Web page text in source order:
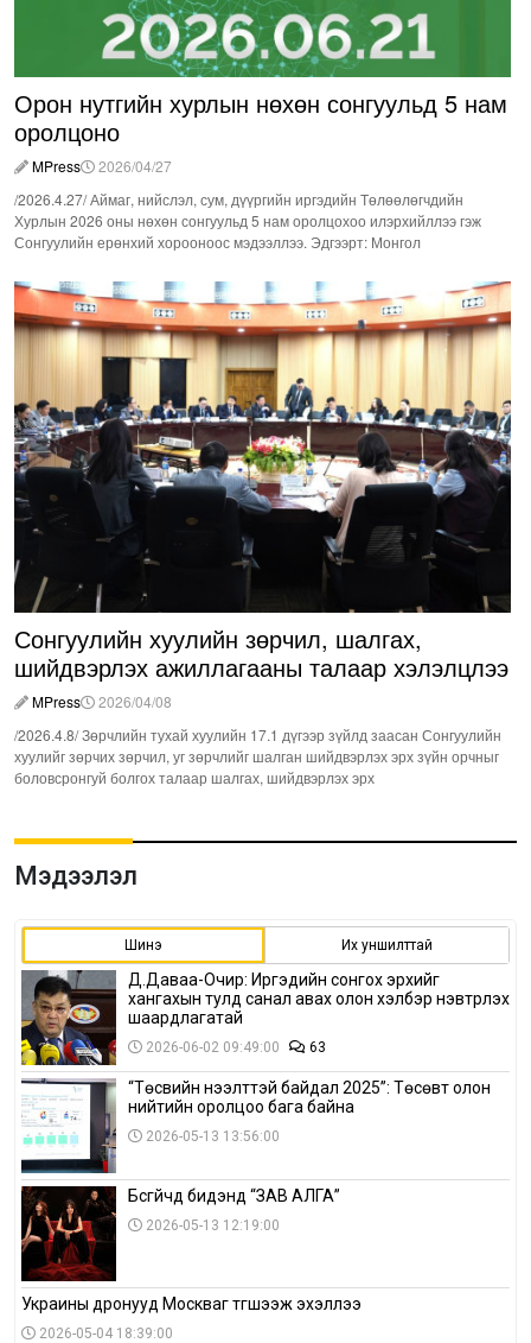
Орон нутгийн хурлын нөхөн сонгуульд 5 нам
оролцоно
MPress
2026/04/27
/2026.4.27/ Аймаг, нийслэл, сум, дүүргийн иргэдийн Төлөөлөгчдийн
Хурлын 2026 оны нөхөн сонгуульд 5 нам оролцохоо илэрхийллээ гэж
Сонгуулийн ерөнхий хорооноос мэдээллээ. Эдгээрт: Монгол
Сонгуулийн хуулийн зөрчил, шалгах,
шийдвэрлэх ажиллагааны талаар хэлэлцлээ
MPress
2026/04/08
/2026.4.8/ Зөрчлийн тухай хуулийн 17.1 дүгээр зүйлд заасан Сонгуулийн
хуулийг зөрчих зөрчил, уг зөрчлийг шалган шийдвэрлэх эрх зүйн орчныг
боловсронгуй болгох талаар шалгах, шийдвэрлэх эрх
Мэдээлэл
Шинэ Их уншилттай
Д.Даваа-Очир: Иргэдийн сонгох эрхийг
хангахын тулд санал авах олон хэлбэр нэвтрүүлэх
шаардлагатай
2026-06-02 09:49:00 63
“Төсвийн нээлттэй байдал 2025”: Төсөвт олон
нийтийн оролцоо бага байна
2026-05-13 13:56:00
Бүсгүйчүүд бидэнд “ЗАВ АЛГА”
2026-05-13 12:19:00
Украины дронууд Москваг түгшээж эхэллээ
2026-05-04 18:39:00